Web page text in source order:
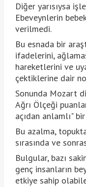
Diğer yarısıysa
Ebeveynlerin
verilmedi.
Bu esnada bir
ifadelerini,
hareketlerini ve
çektiklerine dair
Sonunda Mozart
Ağrı Ölçeği
açıdan anlamlı"
Bu azalma,
sırasında ve
Bulgular, bazı
genç insanların
etkiye sahip